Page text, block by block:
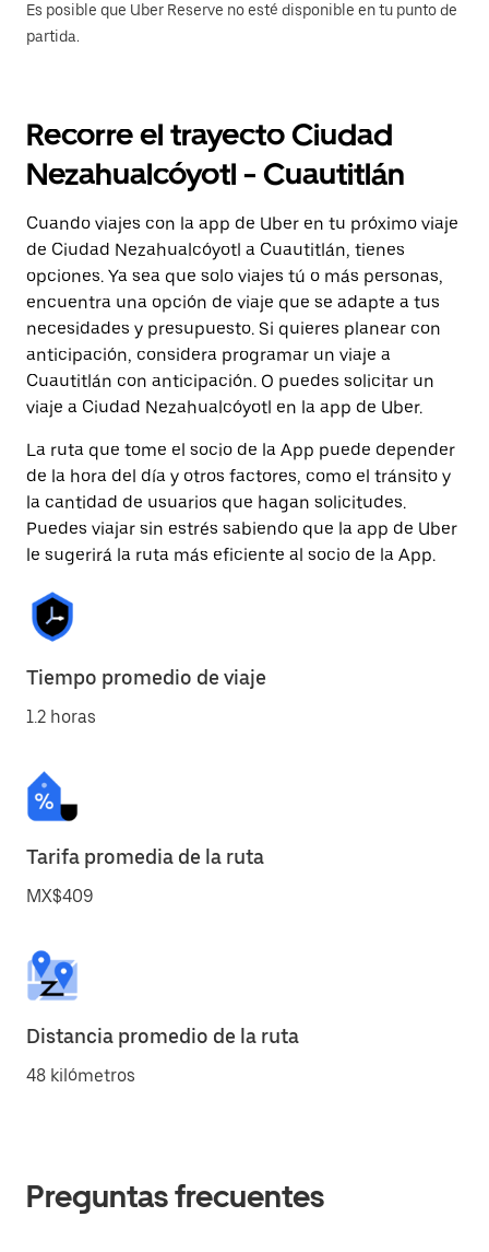
Es posible que Uber Reserve no esté disponible en tu punto de
partida.
Recorre el trayecto Ciudad
Nezahualcóyotl - Cuautitlán
Cuando viajes con la app de Uber en tu próximo viaje
de Ciudad Nezahualcóyotl a Cuautitlán, tienes
opciones. Ya sea que solo viajes tú o más personas,
encuentra una opción de viaje que se adapte a tus
necesidades y presupuesto. Si quieres planear con
anticipación, considera programar un viaje a
Cuautitlán con anticipación. O puedes solicitar un
viaje a Ciudad Nezahualcóyotl en la app de Uber.
La ruta que tome el socio de la App puede depender
de la hora del día y otros factores, como el tránsito y
la cantidad de usuarios que hagan solicitudes.
Puedes viajar sin estrés sabiendo que la app de Uber
le sugerirá la ruta más eficiente al socio de la App.
Tiempo promedio de viaje
1.2 horas
Tarifa promedia de la ruta
MX$409
Distancia promedio de la ruta
48 kilómetros
Preguntas frecuentes